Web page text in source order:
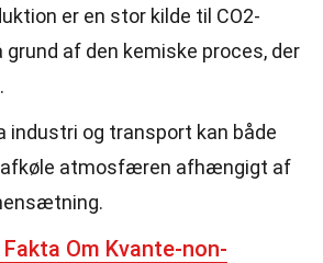
er en stor kilde til CO2-
grund af den kemiske proces, der
industri og transport kan både
afkøle atmosfæren afhængigt af
Fakta Om Kvante-non-